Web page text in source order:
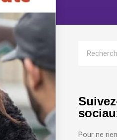
Pour ne